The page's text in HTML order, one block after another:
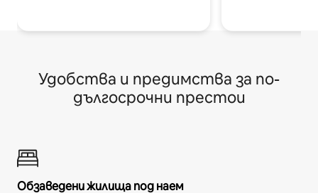
Удобства и предимства за по-
дългосрочни престои
Обзаведени жилища под наем